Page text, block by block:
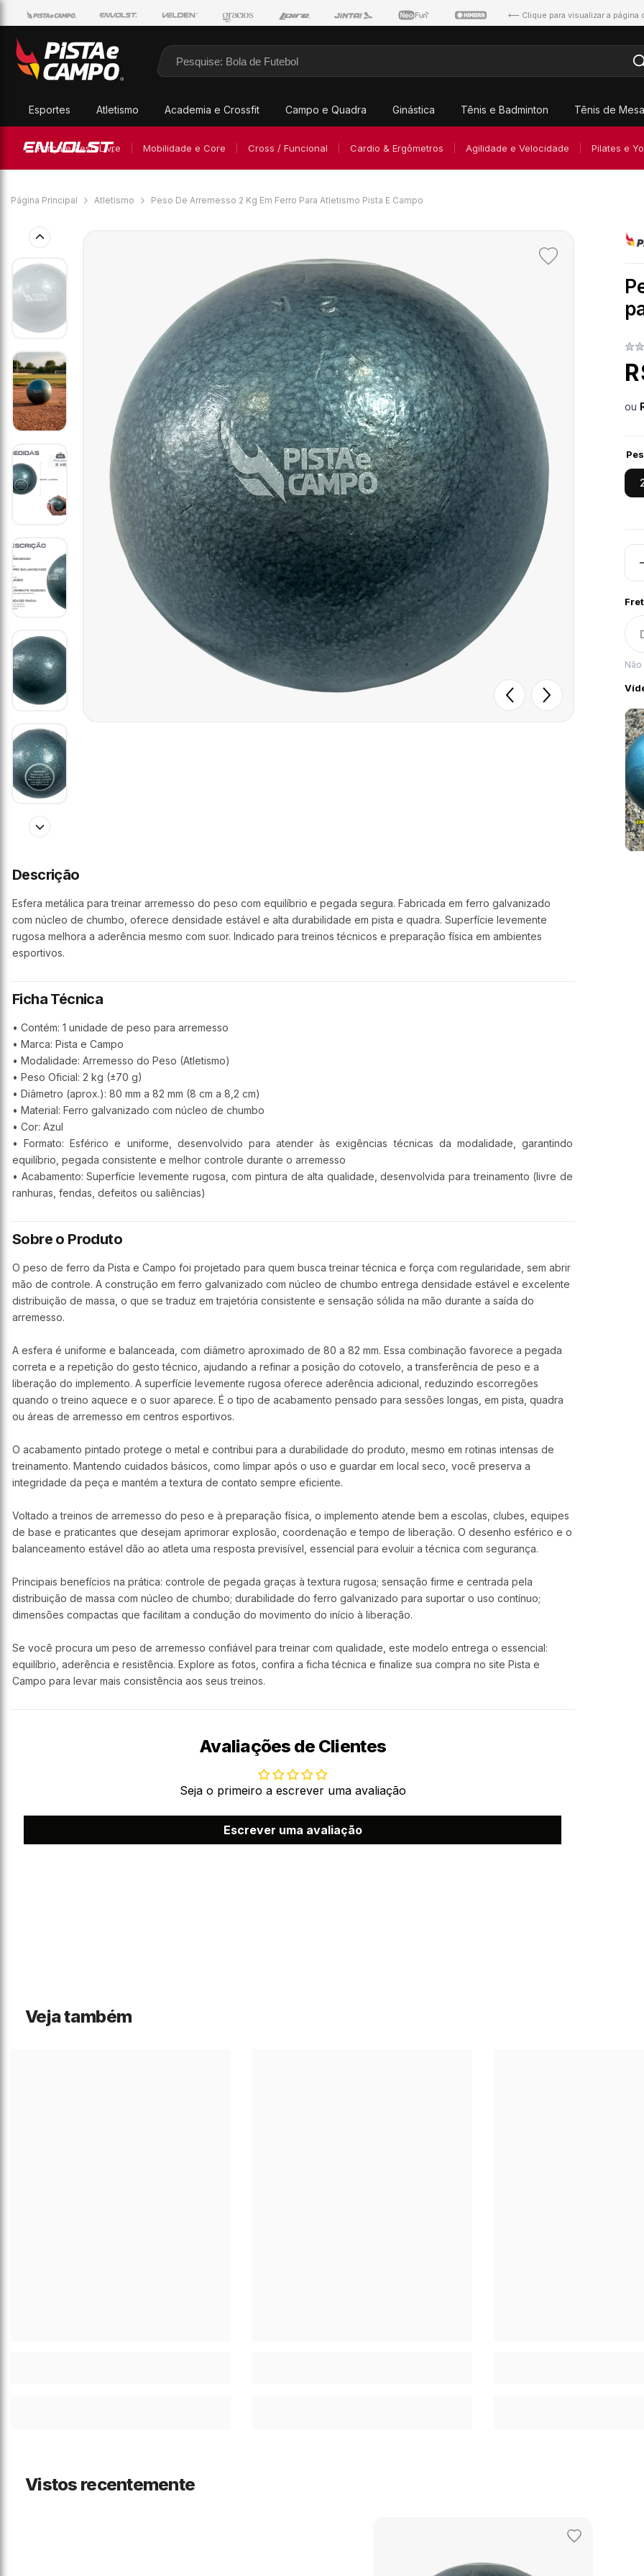
⟵ Clique para visualizar a página
Esportes Atletismo Academia e Crossfit Campo e Quadra Ginástica Tênis e Badminton Tênis de Mesa
Força e Peso Livre Mobilidade e Core Cross / Funcional Cardio & Ergômetros Agilidade e Velocidade Pilates e
Página Principal Atletismo Peso De Arremesso 2 Kg Em Ferro Para Atletismo Pista E Campo
Adicionar
Descrição
Esfera metálica para treinar arremesso do peso com equilíbrio e pegada segura. Fabricada em ferro galvanizado
com núcleo de chumbo, oferece densidade estável e alta durabilidade em pista e quadra. Superfície levemente
rugosa melhora a aderência mesmo com suor. Indicado para treinos técnicos e preparação física em ambientes
esportivos.
Ficha Técnica
• Contém: 1 unidade de peso para arremesso
• Marca: Pista e Campo
• Modalidade: Arremesso do Peso (Atletismo)
• Peso Oficial: 2 kg (±70 g)
• Diâmetro (aprox.): 80 mm a 82 mm (8 cm a 8,2 cm)
• Material: Ferro galvanizado com núcleo de chumbo
• Cor: Azul
• Formato: Esférico e uniforme, desenvolvido para atender às exigências técnicas da modalidade, garantindo
equilíbrio, pegada consistente e melhor controle durante o arremesso
• Acabamento: Superfície levemente rugosa, com pintura de alta qualidade, desenvolvida para treinamento (livre de
ranhuras, fendas, defeitos ou saliências)
Sobre o Produto
O peso de ferro da Pista e Campo foi projetado para quem busca treinar técnica e força com regularidade, sem abrir
mão de controle. A construção em ferro galvanizado com núcleo de chumbo entrega densidade estável e excelente
distribuição de massa, o que se traduz em trajetória consistente e sensação sólida na mão durante a saída do
arremesso.
A esfera é uniforme e balanceada, com diâmetro aproximado de 80 a 82 mm. Essa combinação favorece a pegada
correta e a repetição do gesto técnico, ajudando a refinar a posição do cotovelo, a transferência de peso e a
liberação do implemento. A superfície levemente rugosa oferece aderência adicional, reduzindo escorregões
quando o treino aquece e o suor aparece. É o tipo de acabamento pensado para sessões longas, em pista, quadra
ou áreas de arremesso em centros esportivos.
O acabamento pintado protege o metal e contribui para a durabilidade do produto, mesmo em rotinas intensas de
treinamento. Mantendo cuidados básicos, como limpar após o uso e guardar em local seco, você preserva a
integridade da peça e mantém a textura de contato sempre eficiente.
Voltado a treinos de arremesso do peso e à preparação física, o implemento atende bem a escolas, clubes, equipes
de base e praticantes que desejam aprimorar explosão, coordenação e tempo de liberação. O desenho esférico e o
balanceamento estável dão ao atleta uma resposta previsível, essencial para evoluir a técnica com segurança.
Principais benefícios na prática: controle de pegada graças à textura rugosa; sensação firme e centrada pela
distribuição de massa com núcleo de chumbo; durabilidade do ferro galvanizado para suportar o uso contínuo;
dimensões compactas que facilitam a condução do movimento do início à liberação.
Se você procura um peso de arremesso confiável para treinar com qualidade, este modelo entrega o essencial:
equilíbrio, aderência e resistência. Explore as fotos, confira a ficha técnica e finalize sua compra no site Pista e
Campo para levar mais consistência aos seus treinos.
Avaliações de Clientes
Seja o primeiro a escrever uma avaliação
Escrever uma avaliação
ou
Não
Veja também
Vistos recentemente
Adicionar